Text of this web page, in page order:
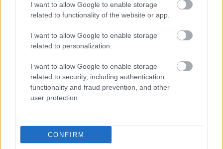
I want to allow Google to enable storage
related to functionality of the website or app.
I want to allow Google to enable storage
related to personalization.
I want to allow Google to enable storage
related to security, including authentication
functionality and fraud prevention, and other
user protection.
CONFIRM
Na Morave prerobila
starú chalupu na